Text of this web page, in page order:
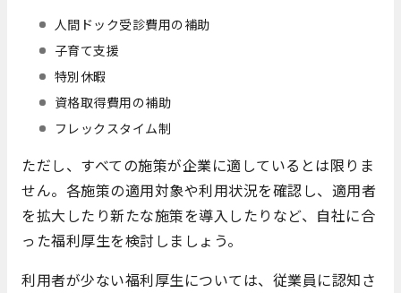
人間ドック受診費用の補助
子育て支援
特別休暇
資格取得費用の補助
フレックスタイム制
ただし、すべての施策が企業に適しているとは限りま
せん。各施策の適用対象や利用状況を確認し、適用者
を拡大したり新たな施策を導入したりなど、自社に合
った福利厚生を検討しましょう。
利用者が少ない福利厚生については、従業員に認知さ